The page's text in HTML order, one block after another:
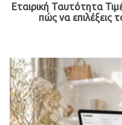
Εταιρική Ταυτότητα
πώς να